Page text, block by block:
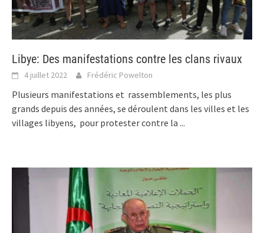
Libye: Des manifestations contre les clans rivaux
4 juillet 2022 Frédéric Powelton
Plusieurs manifestations et rassemblements, les plus
grands depuis des années, se déroulent dans les villes et les
villages libyens, pour protester contre la ...